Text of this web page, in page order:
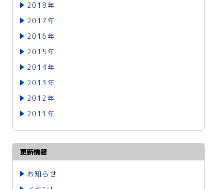
2018年
2017年
2016年
2015年
2014年
2013年
2012年
2011年
更新情報
お知らせ